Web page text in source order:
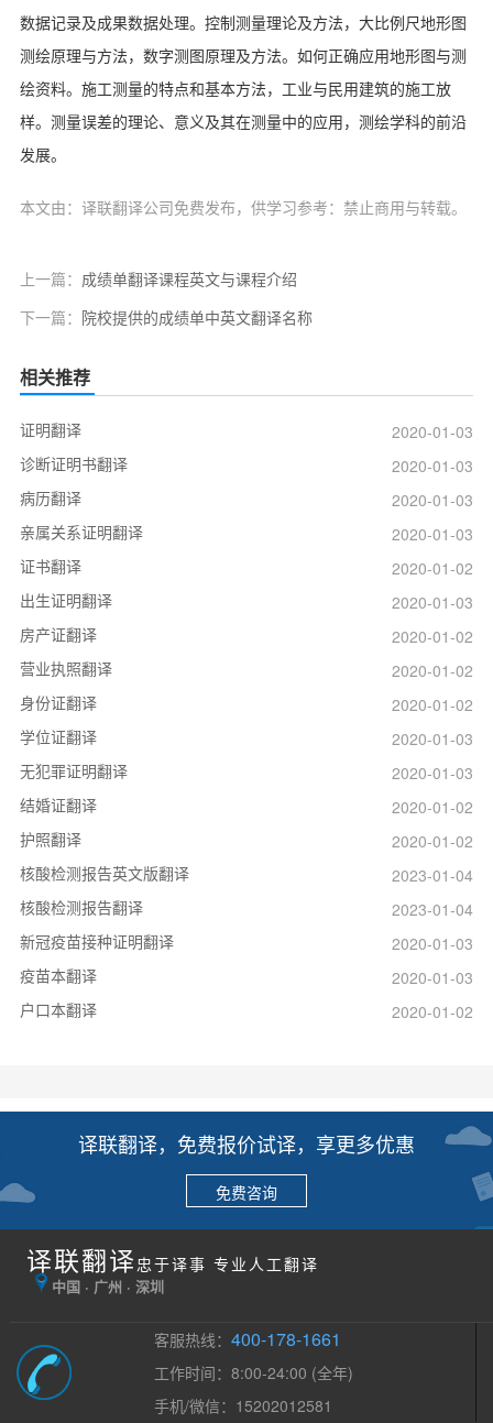
数据记录及成果数据处理。控制测量理论及方法，大比例尺地形图
测绘原理与方法，数字测图原理及方法。如何正确应用地形图与测
绘资料。施工测量的特点和基本方法，工业与民用建筑的施工放
样。测量误差的理论、意义及其在测量中的应用，测绘学科的前沿
发展。
本文由：译联翻译公司免费发布，供学习参考：禁止商用与转载。
上一篇： 成绩单翻译课程英文与课程介绍
下一篇： 院校提供的成绩单中英文翻译名称
相关推荐
证明翻译
2020-01-03
诊断证明书翻译
2020-01-03
病历翻译
2020-01-03
亲属关系证明翻译
2020-01-03
证书翻译
2020-01-02
出生证明翻译
2020-01-03
房产证翻译
2020-01-02
营业执照翻译
2020-01-02
身份证翻译
2020-01-02
学位证翻译
2020-01-03
无犯罪证明翻译
2020-01-03
结婚证翻译
2020-01-02
护照翻译
2020-01-02
核酸检测报告英文版翻译
2023-01-04
核酸检测报告翻译
2023-01-04
新冠疫苗接种证明翻译
2020-01-03
疫苗本翻译
2020-01-03
户口本翻译
2020-01-02
译联翻译，免费报价试译，享更多优惠
免费咨询
译联翻译 忠于译事 专业人工翻译
中国 · 广州 · 深圳
客服热线：400-178-1661
工作时间：8:00-24:00 (全年)
手机/微信：15202012581